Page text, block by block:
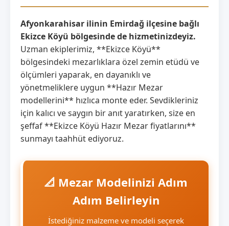
Afyonkarahisar ilinin Emirdağ ilçesine bağlı
Ekizce Köyü bölgesinde de hizmetinizdeyiz.
Uzman ekiplerimiz, **Ekizce Köyü**
bölgesindeki mezarlıklara özel zemin etüdü ve
ölçümleri yaparak, en dayanıklı ve
yönetmeliklere uygun **Hazır Mezar
modellerini** hızlıca monte eder. Sevdikleriniz
için kalıcı ve saygın bir anıt yaratırken, size en
şeffaf **Ekizce Köyü Hazır Mezar fiyatlarını**
sunmayı taahhüt ediyoruz.
📐 Mezar Modelinizi Adım
Adım Belirleyin
İstediğiniz malzeme ve modeli seçerek